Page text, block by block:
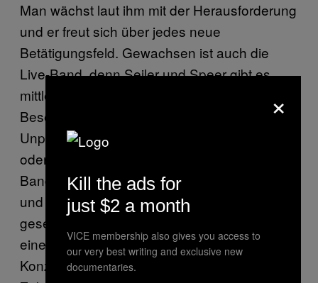
Man wächst laut ihm mit der Herausforderung
und er freut sich über jedes neue
Betätigungsfeld. Gewachsen ist auch die
Live-Band, denn Seiler und Speer gibt es
mittlerweile in drei unterschiedlich großen
Besetzungen. Einmal zu viert, als kleine
Unplugged-Besetzung für das Fernsehen
oder ähnliche kleine Auftritte, einmal als volle
Band—bei welcher sich zu Christopher Seiler
und Bernhard Speer fünf weitere Musiker
gesellen und als volle Band Live-Band mit
einem dreistimmigen Chor. Die meisten
Konzerte von Seiler und Speer werden in
×
Kill the ads for
just $2 a month
VICE membership also gives you access to
our very best writing and exclusive new
documentaries.